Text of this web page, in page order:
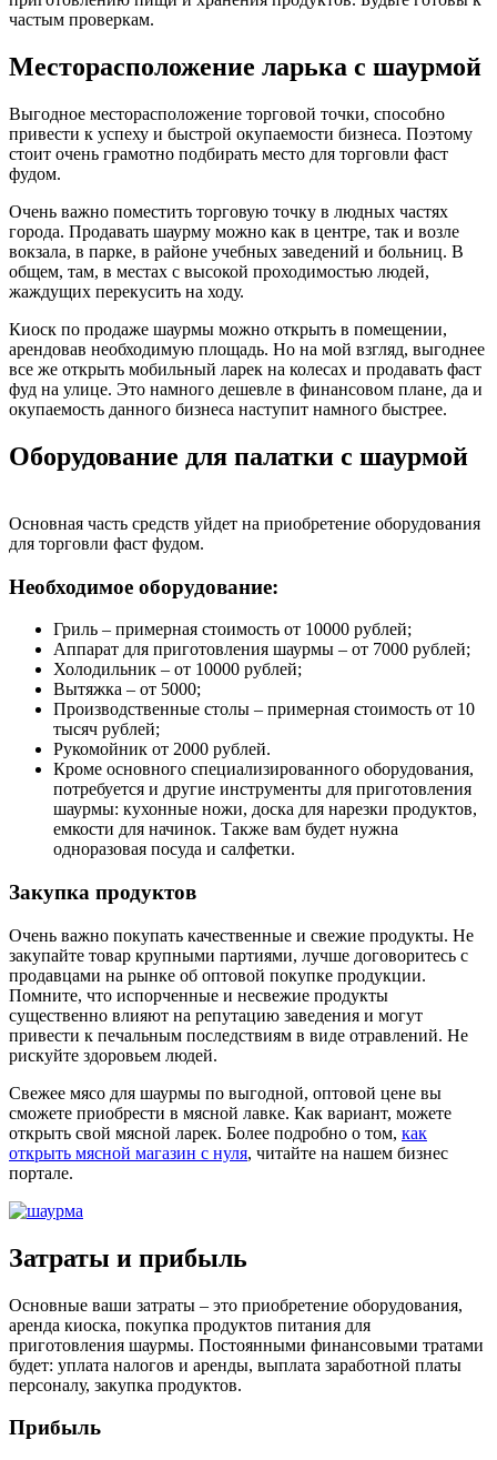
частым проверкам.
Месторасположение ларька с шаурмой
Выгодное месторасположение торговой точки, способно
привести к успеху и быстрой окупаемости бизнеса. Поэтому
стоит очень грамотно подбирать место для торговли фаст
фудом.
Очень важно поместить торговую точку в людных частях
города. Продавать шаурму можно как в центре, так и возле
вокзала, в парке, в районе учебных заведений и больниц. В
общем, там, в местах с высокой проходимостью людей,
жаждущих перекусить на ходу.
Киоск по продаже шаурмы можно открыть в помещении,
арендовав необходимую площадь. Но на мой взгляд, выгоднее
все же открыть мобильный ларек на колесах и продавать фаст
фуд на улице. Это намного дешевле в финансовом плане, да и
окупаемость данного бизнеса наступит намного быстрее.
Оборудование для палатки с шаурмой
Основная часть средств уйдет на приобретение оборудования
для торговли фаст фудом.
Необходимое оборудование:
Гриль – примерная стоимость от 10000 рублей;
Аппарат для приготовления шаурмы – от 7000 рублей;
Холодильник – от 10000 рублей;
Вытяжка – от 5000;
Производственные столы – примерная стоимость от 10
тысяч рублей;
Рукомойник от 2000 рублей.
Кроме основного специализированного оборудования,
потребуется и другие инструменты для приготовления
шаурмы: кухонные ножи, доска для нарезки продуктов,
емкости для начинок. Также вам будет нужна
одноразовая посуда и салфетки.
Закупка продуктов
Очень важно покупать качественные и свежие продукты. Не
закупайте товар крупными партиями, лучше договоритесь с
продавцами на рынке об оптовой покупке продукции.
Помните, что испорченные и несвежие продукты
существенно влияют на репутацию заведения и могут
привести к печальным последствиям в виде отравлений. Не
рискуйте здоровьем людей.
Свежее мясо для шаурмы по выгодной, оптовой цене вы
сможете приобрести в мясной лавке. Как вариант, можете
открыть свой мясной ларек. Более подробно о том, как
открыть мясной магазин с нуля, читайте на нашем бизнес
портале.
Затраты и прибыль
Основные ваши затраты – это приобретение оборудования,
аренда киоска, покупка продуктов питания для
приготовления шаурмы. Постоянными финансовыми тратами
будет: уплата налогов и аренды, выплата заработной платы
персоналу, закупка продуктов.
Прибыль